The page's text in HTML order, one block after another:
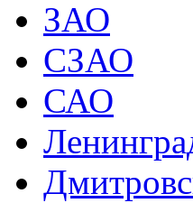
ЗАО
СЗАО
САО